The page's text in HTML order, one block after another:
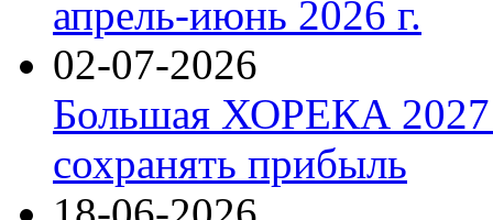
апрель-июнь 2026 г.
02-07-2026
Большая ХОРЕКА 2027:
сохранять прибыль